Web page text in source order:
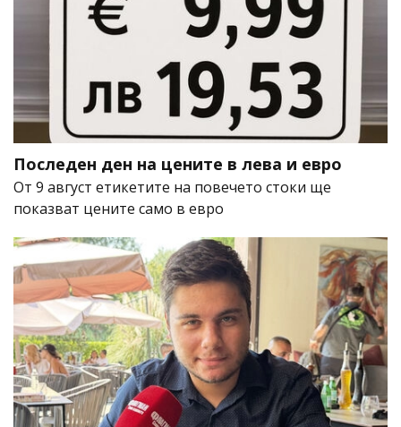
Последен ден на цените в лева и евро
От 9 август етикетите на повечето стоки ще
показват цените само в евро